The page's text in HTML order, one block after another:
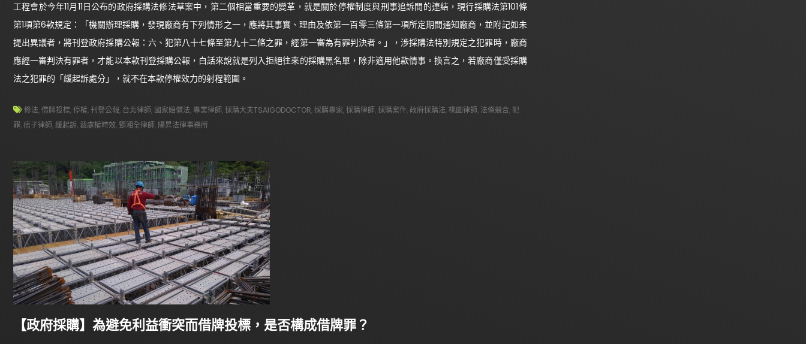
工程會於今年11月11日公布的政府採購法修法草案中，第二個相當重要的變革，就是關於停權制度與刑事追訴間的連結，現行採購法第101條
第1項第6款規定：「機關辦理採購，發現廠商有下列情形之一，應將其事實、理由及依第一百零三條第一項所定期間通知廠商，並附記如未
提出異議者，將刊登政府採購公報：六、犯第八十七條至第九十二條之罪，經第一審為有罪判決者。」，涉採購法特別規定之犯罪時，廠商
應經一審判決有罪者，才能以本款刊登採購公報，白話來說就是列入拒絕往來的採購黑名單，除非適用他款情事。換言之，若廠商僅受採購
法之犯罪的「緩起訴處分」，就不在本款停權效力的射程範圍。
修法,借牌投標,停權,刊登公報, 台北律師, 國家賠償法,專業律師,採購大夫TSAIGODOCTOR,採購專家,採購律師,採購案件,政府採購法,桃園律師, 法條競合,犯
罪,痞子律師,緩起訴, 裁處權時效, 鄧湘全律師, 陽昇法律事務所
【政府採購】為避免利益衝突而借牌投標，是否構成借牌罪？